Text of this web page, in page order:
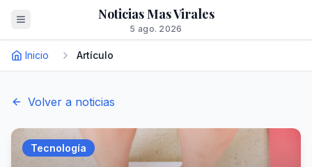
Noticias Mas Virales
5 ago. 2026
Inicio Artículo
Volver a noticias
Tecnología